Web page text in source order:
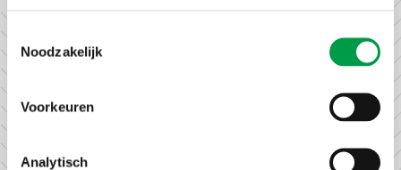
Noodzakelijk
Voorkeuren
Analytisch
bij de melkkoe
Koesensor kreeg steun via
een Landbouw (LA)-traject